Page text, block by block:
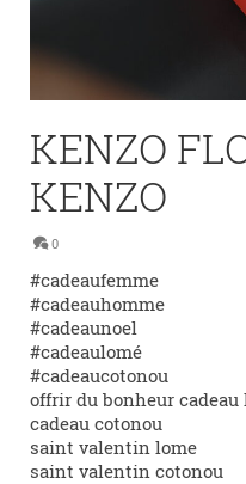
KENZO
KENZO
0
#cadeaufemme
#cadeauhomme
#cadeaunoel
#cadeaulomé
#cadeaucotonou
offrir du bonheur cadeau
cadeau cotonou
saint valentin lome
saint valentin cotonou